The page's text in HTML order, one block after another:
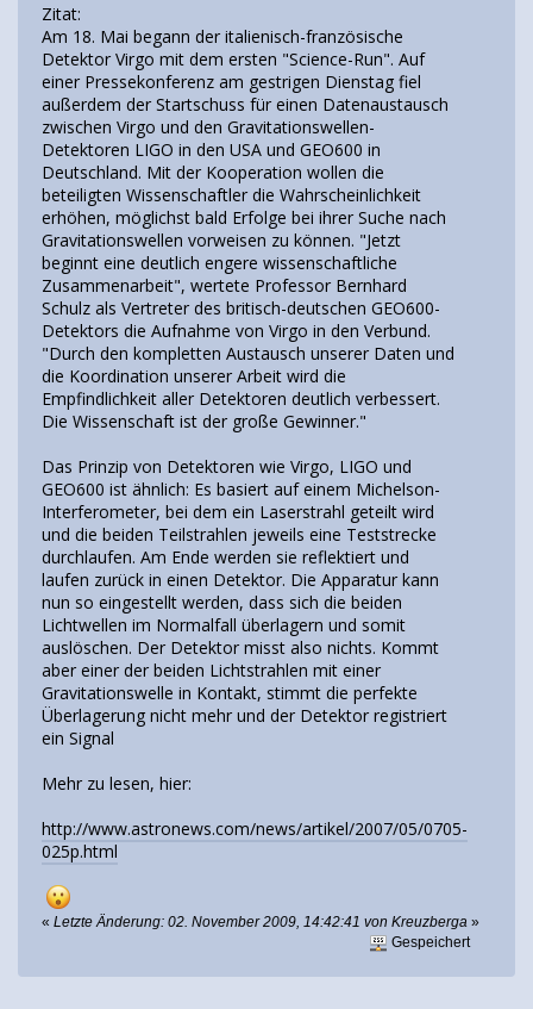
Zitat:
Am 18. Mai begann der italienisch-französische
Detektor Virgo mit dem ersten "Science-Run". Auf
einer Pressekonferenz am gestrigen Dienstag fiel
außerdem der Startschuss für einen Datenaustausch
zwischen Virgo und den Gravitationswellen-
Detektoren LIGO in den USA und GEO600 in
Deutschland. Mit der Kooperation wollen die
beteiligten Wissenschaftler die Wahrscheinlichkeit
erhöhen, möglichst bald Erfolge bei ihrer Suche nach
Gravitationswellen vorweisen zu können. "Jetzt
beginnt eine deutlich engere wissenschaftliche
Zusammenarbeit", wertete Professor Bernhard
Schulz als Vertreter des britisch-deutschen GEO600-
Detektors die Aufnahme von Virgo in den Verbund.
"Durch den kompletten Austausch unserer Daten und
die Koordination unserer Arbeit wird die
Empfindlichkeit aller Detektoren deutlich verbessert.
Die Wissenschaft ist der große Gewinner."
Das Prinzip von Detektoren wie Virgo, LIGO und
GEO600 ist ähnlich: Es basiert auf einem Michelson-
Interferometer, bei dem ein Laserstrahl geteilt wird
und die beiden Teilstrahlen jeweils eine Teststrecke
durchlaufen. Am Ende werden sie reflektiert und
laufen zurück in einen Detektor. Die Apparatur kann
nun so eingestellt werden, dass sich die beiden
Lichtwellen im Normalfall überlagern und somit
auslöschen. Der Detektor misst also nichts. Kommt
aber einer der beiden Lichtstrahlen mit einer
Gravitationswelle in Kontakt, stimmt die perfekte
Überlagerung nicht mehr und der Detektor registriert
ein Signal
Mehr zu lesen, hier:
http://www.astronews.com/news/artikel/2007/05/0705-
025p.html
« Letzte Änderung: 02. November 2009, 14:42:41 von Kreuzberga »
Gespeichert